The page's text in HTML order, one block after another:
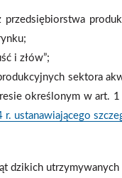
przedsiębiorstwa
i złów”;
sektora
określonym w art.
ustanawiającego
dzikich utrzymywanych